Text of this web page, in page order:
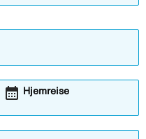
Hjemreise
calendar_month